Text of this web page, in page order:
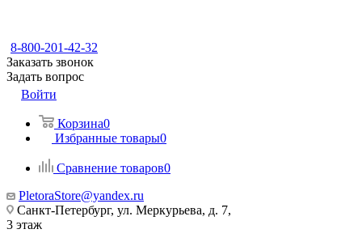
8-800-201-42-32
Заказать звонок
Задать вопрос
Войти
Корзина0
Избранные товары0
Сравнение товаров0
PletoraStore@yandex.ru
Санкт-Петербург, ул. Меркурьева, д. 7,
3 этаж